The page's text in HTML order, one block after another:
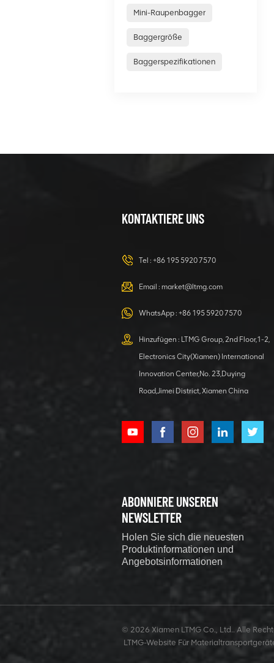
Mini-Raupenbagger
Baggergröße
Baggerspezifikationen
KONTAKTIERE UNS
Tel : +86 195 5920 7570
Email : market@ltmg.com
WhatsApp : +86 195 5920 7570
Hinzufügen : LTMG Group, 2nd Floor,1-2,
Electronics City(Xiamen) International
Innovation Center,No. 23,Duying
Road,Jimei District, Xiamen China
ABONNIERE UNSEREN
NEWSLETTER
Holen Sie sich die neuesten
Produktinformationen und
Angebotsinformationen
© 2026 Xiamen LTMG Co., Ltd.. Alle
LTMG-Website Für